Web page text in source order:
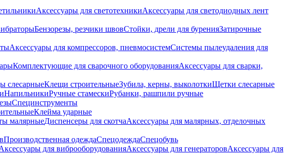
Аксессуары для светотехникиАксессуары для светодиодных лент
Бензорезы, резчики швовСтойки, дрели для буренияЗатирочные
Аксессуары для компрессоров, пневмосистемСистемы пылеудаления для
Комплектующие для сварочного оборудованияАксессуары для сварки,
слесарныеКлещи строительныеЗубила, керны, выколоткиЩетки слесарные
НапильникиРучные стамескиРубанки, рашпили ручные
Специнструменты
Клейма ударные
малярныеДиспенсеры для скотчаАксессуары для малярных, отделочных
Производственная одеждаСпецодеждаСпецобувь
для виброоборудованияАксессуары для генераторовАксессуары для